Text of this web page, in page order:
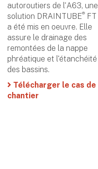
autoroutiers de l'A63, une
solution DRAINTUBE® FT
a été mis en oeuvre. Elle
assure le drainage des
remontées de la nappe
phréatique et l'étanchéité
des bassins.
Télécharger le cas de
chantier